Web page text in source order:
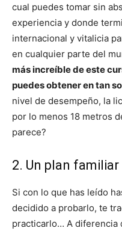
cual puedes tomar sin
experiencia y donde
internacional y vitalicia
en cualquier parte del
más increíble de este
puedes obtener en tan
nivel de desempeño, la
por lo menos 18 metros
parece?
2. Un plan familiar
Si con lo que has leído
decidido a probarlo, te
practicarlo… A diferencia